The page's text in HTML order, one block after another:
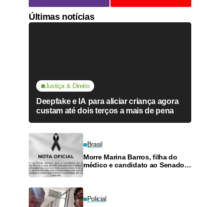
Últimas notícias
Justiça & Direito
Deepfake e IA para aliciar criança agora
custam até dois terços a mais de pena
Brasil
Morre Marina Barros, filha do
médico e candidato ao Senado
Policial